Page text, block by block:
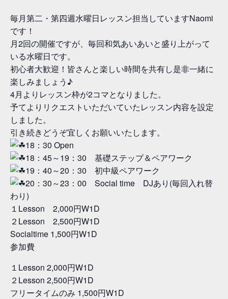
毎月第二・第四週水曜日レッスン担当していますNaomi
です！
月2回の開催ですが、毎回和気あいあいと盛り上がって
いる水曜日です。
初心者大歓迎！皆さんと楽しい時間を共有し是非一緒に
楽しみましょう♪
4月よりレッスン枠が2コマとなりました。
予てよりリクエストいただいていたレッスン内容を設定
しました。
引き続きどうぞ宜しくお願いいたします。
18：30 Open
18：45～19：30 基礎ステップ＆ペアワーク
19：40～20：30 初中級ペアワーク
20：30～23：00 Social time DJあり(毎回入れ替
わり)
１Lesson 2,000円W1D
２Lesson 2,500円W1D
Socialtime 1,500円W1D
参加費
１Lesson 2,000円W1D
２Lesson 2,500円W1D
フリータイムのみ 1,500円W1D